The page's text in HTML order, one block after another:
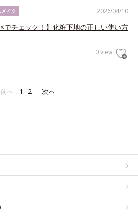
2026/04/10
イク
×でチェック！】化粧下地の正しい使い方
0 view
前へ 1 2 次へ